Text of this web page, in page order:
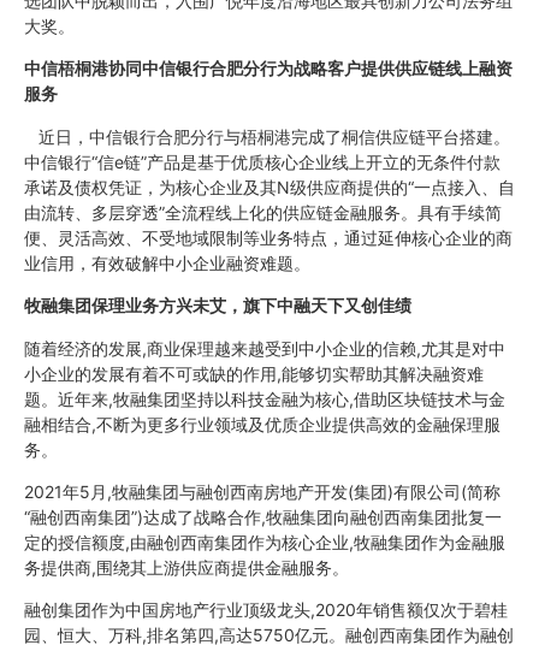
大奖。
中信梧桐港协同中信银行合肥分行为战略客户提供供应链线上融资
服务
近日，中信银行合肥分行与梧桐港完成了桐信供应链平台搭建。
中信银行“信e链”产品是基于优质核心企业线上开立的无条件付款
承诺及债权凭证，为核心企业及其N级供应商提供的“一点接入、自
由流转、多层穿透”全流程线上化的供应链金融服务。具有手续简
便、灵活高效、不受地域限制等业务特点，通过延伸核心企业的商
业信用，有效破解中小企业融资难题。
牧融集团保理业务方兴未艾，旗下中融天下又创佳绩
随着经济的发展,商业保理越来越受到中小企业的信赖,尤其是对中
小企业的发展有着不可或缺的作用,能够切实帮助其解决融资难
题。近年来,牧融集团坚持以科技金融为核心,借助区块链技术与金
融相结合,不断为更多行业领域及优质企业提供高效的金融保理服
务。
2021年5月,牧融集团与融创西南房地产开发(集团)有限公司(简称
“融创西南集团”)达成了战略合作,牧融集团向融创西南集团批复一
定的授信额度,由融创西南集团作为核心企业,牧融集团作为金融服
务提供商,围绕其上游供应商提供金融服务。
融创集团作为中国房地产行业顶级龙头,2020年销售额仅次于碧桂
园、恒大、万科,排名第四,高达5750亿元。融创西南集团作为融创